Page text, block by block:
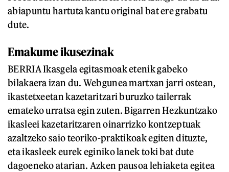
abiapuntu hartuta kantu original bat ere grabatu
dute.
Emakume ikusezinak
BERRIA Ikasgela egitasmoak etenik gabeko
bilakaera izan du. Webgunea martxan jarri ostean,
ikastetxeetan kazetaritzari buruzko tailerrak
emateko urratsa egin zuten. Bigarren Hezkuntzako
ikasleei kazetaritzaren oinarrizko kontzeptuak
azaltzeko saio teoriko-praktikoak egiten dituzte,
eta ikasleek eurek eginiko lanek toki bat dute
dagoeneko atarian. Azken pausoa lehiaketa egitea